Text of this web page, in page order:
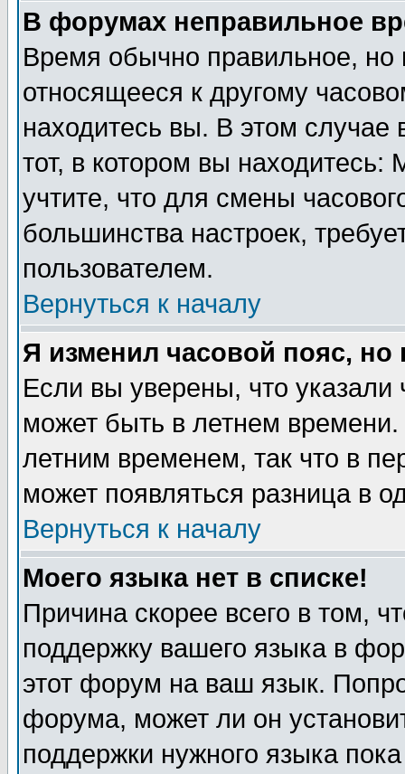
В форумах неправильное
Время обычно правильное,
относящееся к другому
находитесь вы. В этом
тот, в котором вы
учтите, что для смены
большинства настроек,
пользователем.
Вернуться к началу
Я изменил часовой пояс,
Если вы уверены, что указали
может быть в летнем
летним временем, так что в
может появляться разница в
Вернуться к началу
Моего языка нет в списке!
Причина скорее всего в том,
поддержку вашего языка в
этот форум на ваш язык.
форума, может ли он
поддержки нужного языка